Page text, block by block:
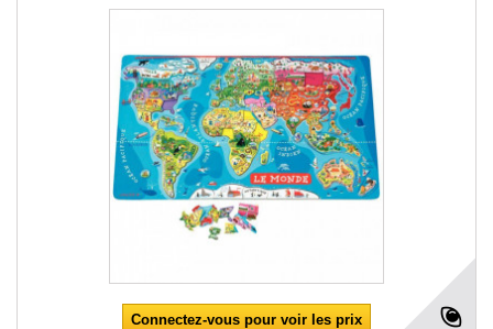
Connectez-vous pour voir les prix